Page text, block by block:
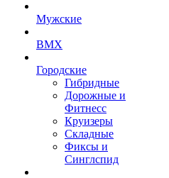
Мужские
BMX
Городские
Гибридные
Дорожные и
Фитнесс
Круизеры
Складные
Фиксы и
Синглспид